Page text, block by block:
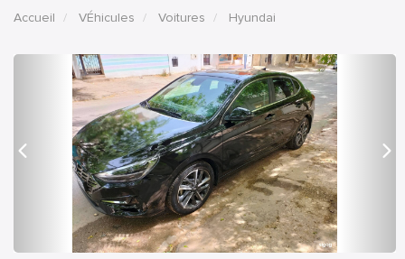
Accueil VÉhicules Voitures Hyundai
précédent